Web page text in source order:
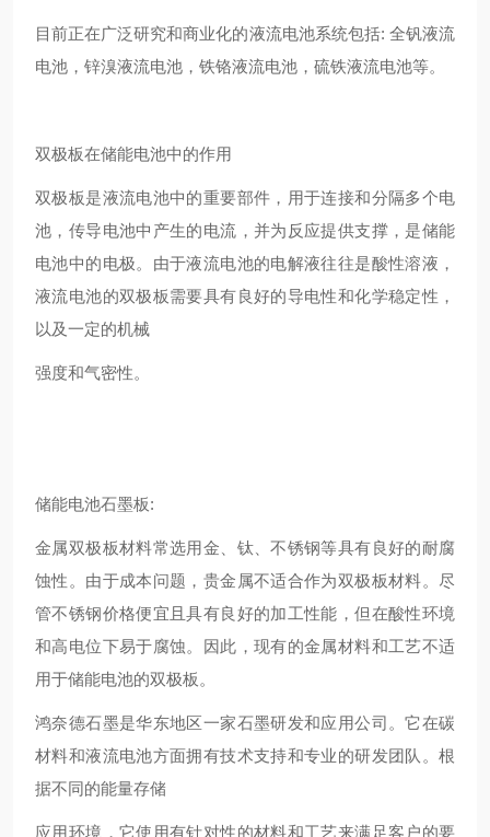
目前正在广泛研究和商业化的液流电池系统包括: 全钒液流
电池，锌溴液流电池，铁铬液流电池，硫铁液流电池等。
双极板在储能电池中的作用
双极板是液流电池中的重要部件，用于连接和分隔多个电
池，传导电池中产生的电流，并为反应提供支撑，是储能
电池中的电极。由于液流电池的电解液往往是酸性溶液，
液流电池的双极板需要具有良好的导电性和化学稳定性，
以及一定的机械
强度和气密性。
储能电池石墨板:
金属双极板材料常选用金、钛、不锈钢等具有良好的耐腐
蚀性。由于成本问题，贵金属不适合作为双极板材料。尽
管不锈钢价格便宜且具有良好的加工性能，但在酸性环境
和高电位下易于腐蚀。因此，现有的金属材料和工艺不适
用于储能电池的双极板。
鸿奈德石墨是华东地区一家石墨研发和应用公司。它在碳
材料和液流电池方面拥有技术支持和专业的研发团队。根
据不同的能量存储
应用环境，它使用有针对性的材料和工艺来满足客户的要